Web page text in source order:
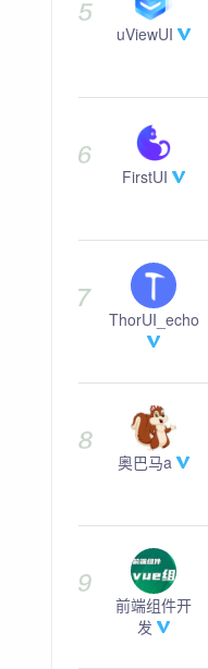
uViewUI
FirstUI
ThorUI_echo
奥巴马a
前端组件开
发